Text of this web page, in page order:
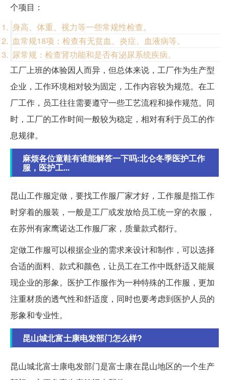
个项目：
身高、体重、视力等一些常规性检查。
血常规18项：检查有无贫血、炎症、血液病等。
尿常规：检查肾功能和是否有泌尿系统疾病。
工厂上班的体验因人而异，但总体来说，工厂作为生产型
企业，工作环境相对较为固定，工作内容较为规范。在工
厂工作，员工往往需要遵守一些工艺流程和操作规范。同
时，工厂的工作时间一般较为稳定，相对有利于员工的作
息规律。
麻烦各位童鞋有谁能解答一下吗:北仑冬季医护工作
服，医护工...
昆山工作服定做，要找工作服厂家才好，工作服是指工作
时穿着的服装，一般是工厂或发放给员工统一穿的衣服，
在苏州有家鹰诺达工作服厂家，质量款式都行。
定做工作服可以根据企业的需求来设计和制作，可以选择
合适的面料、款式和颜色，让员工在工作中既舒适又能展
现企业的形象。医护工作服作为一种特殊的工作服，更加
注重材质的透气性和舒适度，同时也要考虑到医护人员的
形象和专业性。
昆山城北富士康电发部门怎么样?
昆山城北富士康电发部门是富士康在昆山地区的一个生产